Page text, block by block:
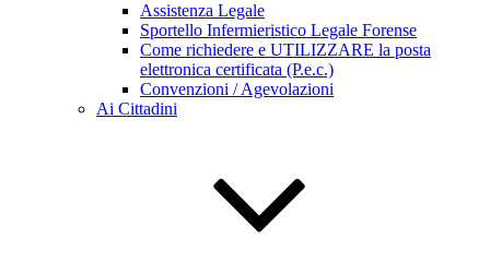
Assistenza Legale
Sportello Infermieristico Legale Forense
Come richiedere e UTILIZZARE la posta
elettronica certificata (P.e.c.)
Convenzioni / Agevolazioni
Ai Cittadini